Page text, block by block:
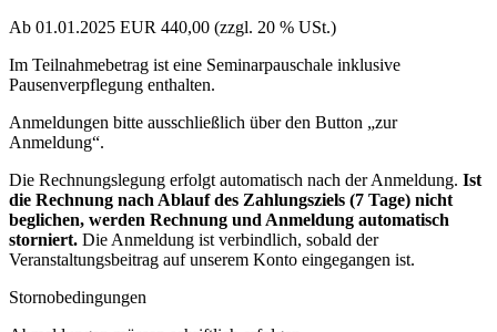
Ab 01.01.2025 EUR 440,00 (zzgl. 20 % USt.)
Im Teilnahmebetrag ist eine Seminarpauschale inklusive
Pausenverpflegung enthalten.
Anmeldungen bitte ausschließlich über den Button „zur
Anmeldung“.
Die Rechnungslegung erfolgt automatisch nach der Anmeldung. Ist
die Rechnung nach Ablauf des Zahlungsziels (7 Tage) nicht
beglichen, werden Rechnung und Anmeldung automatisch
storniert. Die Anmeldung ist verbindlich, sobald der
Veranstaltungsbeitrag auf unserem Konto eingegangen ist.
Stornobedingungen